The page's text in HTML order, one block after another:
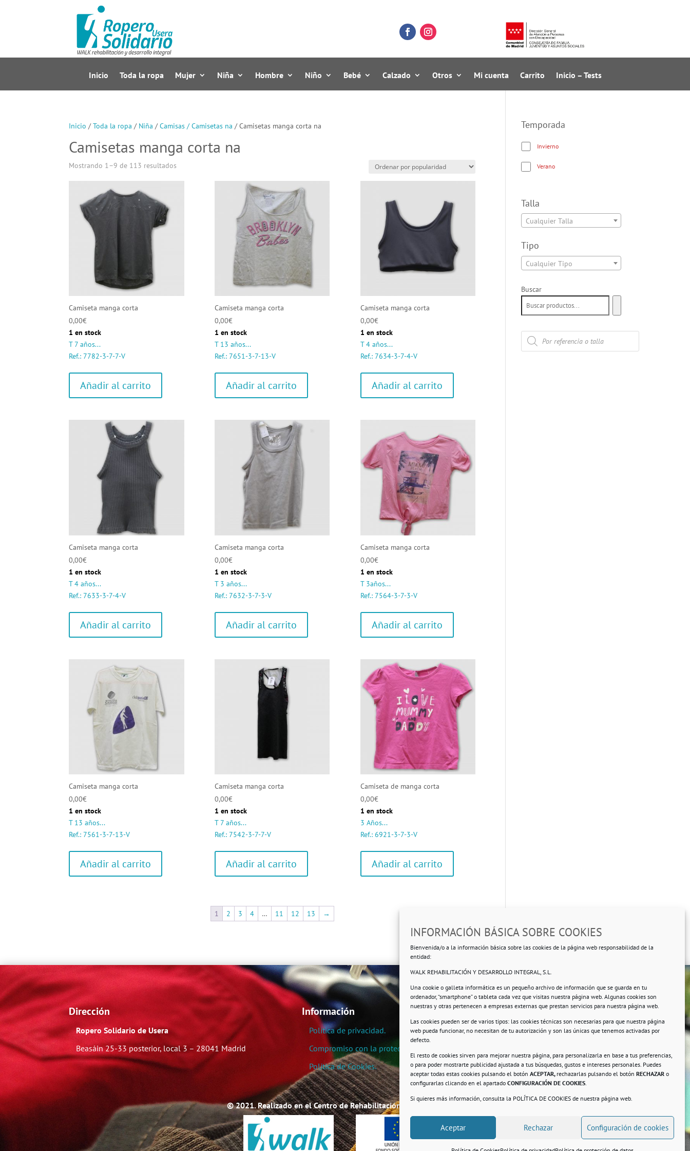
INFORMACIÓN BÁSICA SOBRE COOKIES
Bienvenida/o a la información básica sobre las cookies de la página web responsabilidad de la
entidad:
WALK REHABILITACIÓN Y DESARROLLO INTEGRAL, S.L.
Una cookie o galleta informática es un pequeño archivo de información que se guarda en tu
ordenador, “smartphone” o tableta cada vez que visitas nuestra página web. Algunas cookies son
nuestras y otras pertenecen a empresas externas que prestan servicios para nuestra página web.
Las cookies pueden ser de varios tipos: las cookies técnicas son necesarias para que nuestra página
web pueda funcionar, no necesitan de tu autorización y son las únicas que tenemos activadas por
defecto.
El resto de cookies sirven para mejorar nuestra página, para personalizarla en base a tus preferencias,
o para poder mostrarte publicidad ajustada a tus búsquedas, gustos e intereses personales. Puedes
aceptar todas estas cookies pulsando el botón ACEPTAR, rechazarlas pulsando el botón RECHAZAR o
configurarlas clicando en el apartado CONFIGURACIÓN DE COOKIES.
Si quieres más información, consulta la POLÍTICA DE COOKIES de nuestra página web.
Aceptar Rechazar Configuración de cookies
Inicio Toda la ropa Mujer Niña Hombre Niño Bebé Calzado Otros Mi cuenta Carrito Inicio – Tests
Inicio /Toda la ropa / Niña /Camisas / Camisetas na / Camisetas manga corta na
Camisetas manga corta na
Mostrando 1–9 de 113 resultados
Camiseta manga corta
0,00€
1 en stock
T 7 años...
Ref.: 7782-3-7-7-V
Añadir al carrito
Camiseta manga corta
0,00€
1 en stock
T 13 años...
Ref.: 7651-3-7-13-V
Añadir al carrito
Camiseta manga corta
0,00€
1 en stock
T 4 años...
Ref.: 7634-3-7-4-V
Añadir al carrito
Camiseta manga corta
0,00€
1 en stock
T 4 años...
Ref.: 7633-3-7-4-V
Añadir al carrito
Camiseta manga corta
0,00€
1 en stock
T 3 años...
Ref.: 7632-3-7-3-V
Añadir al carrito
Camiseta manga corta
0,00€
1 en stock
T 3años...
Ref.: 7564-3-7-3-V
Añadir al carrito
Camiseta manga corta
0,00€
1 en stock
T 13 años...
Ref.: 7561-3-7-13-V
Añadir al carrito
Camiseta manga corta
0,00€
1 en stock
T 7 años...
Ref.: 7542-3-7-7-V
Añadir al carrito
Camiseta de manga corta
0,00€
1 en stock
3 Años...
Ref.: 6921-3-7-3-V
Añadir al carrito
1 2 3 4 … 11 12 13 →
Temporada
Invierno
Verano
Talla
Cualquier Talla
Tipo
Cualquier Tipo
Buscar
Búsqueda
de
productos
Dirección
Ropero Solidario de Usera
Beasáin 25-33 posterior, local 3 – 28041 Madrid
Información
Política de privacidad.
Compromiso con la protección de datos personales.
Política de Cookies.
© 2021. Realizado en el Centro de Rehabilitación Laboral de Usera